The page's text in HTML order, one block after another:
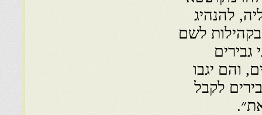
להנהיג
לשם
והם יגבו
לקבל